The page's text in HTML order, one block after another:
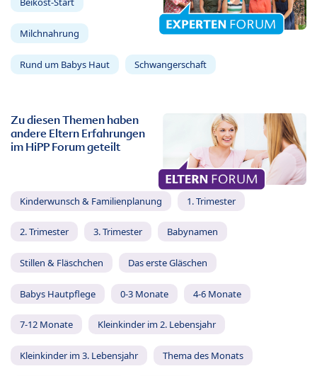
Milchnahrung
Rund um Babys Haut Schwangerschaft
Zu diesen Themen haben
andere Eltern Erfahrungen
im HiPP Forum geteilt
Kinderwunsch & Familienplanung 1. Trimester
2. Trimester 3. Trimester Babynamen
Stillen & Fläschchen Das erste Gläschen
Babys Hautpflege 0-3 Monate 4-6 Monate
7-12 Monate Kleinkinder im 2. Lebensjahr
Kleinkinder im 3. Lebensjahr Thema des Monats